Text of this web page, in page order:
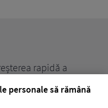
rapidă a
personale să rămână